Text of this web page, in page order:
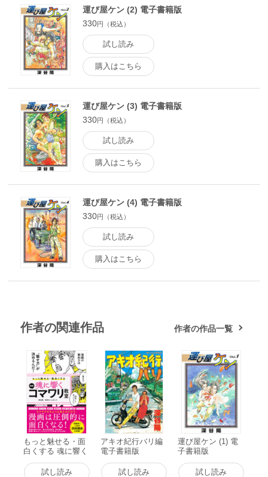
運び屋ケン (2) 電子書籍版
330円（税込）
試し読み
購入はこちら
運び屋ケン (3) 電子書籍版
330円（税込）
試し読み
購入はこちら
運び屋ケン (4) 電子書籍版
330円（税込）
試し読み
購入はこちら
作者の関連作品 作者の作品一覧
もっと魅せる・面
白くする 魂に響く
漫画コマワリ教室
電子書籍版
試し読み
アキオ紀行バリ編
電子書籍版
試し読み
運び屋ケン (1) 電
子書籍版
試し読み